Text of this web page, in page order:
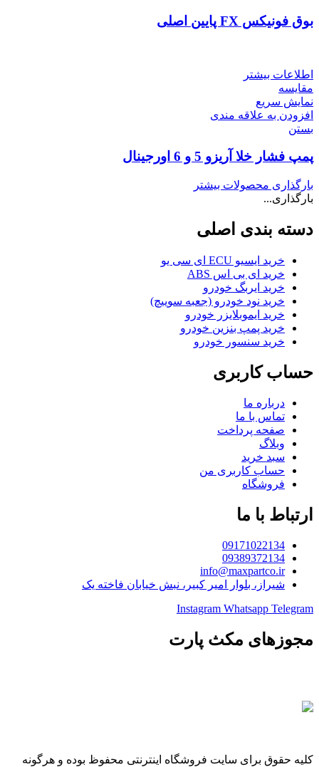
بوق فونیکس FX پایین اصلی
اطلاعات بیشتر
مقایسه
نمایش سریع
افزودن به علاقه مندی
بستن
پمپ فشار خلا آریزو 5 و 6 اورجینال
بارگذاری محصولات بیشتر
بارگذاری...
دسته بندی اصلی
خرید ایسیو ECU ای سی یو
خرید ای بی اس ABS
خرید ایربگ خودرو
خرید نود خودرو (جعبه سوییچ)
خرید ایموبلایزر خودرو
خرید پمپ بنزین خودرو
خرید سنسور خودرو
حساب کاربری
درباره ما
تماس با ما
صفحه پرداخت
وبلاگ
سبد خرید
حساب کاربری من
فروشگاه
ارتباط با ما
09171022134
09389372134
info@maxpartco.ir
شیراز، بلوار امیر کبیر، نبش خیابان فاخته یک
Instagram Whatsapp Telegram
مجوزهای مکث پارت
کلیه حقوق برای سایت فروشگاه اینترنتی محفوظ بوده و هرگونه